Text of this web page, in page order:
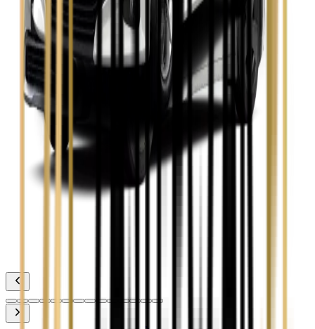
Toyota Avensis
Zobacz
Toyota Camry
Zobacz
Toyota Corolla
Toyota Prius